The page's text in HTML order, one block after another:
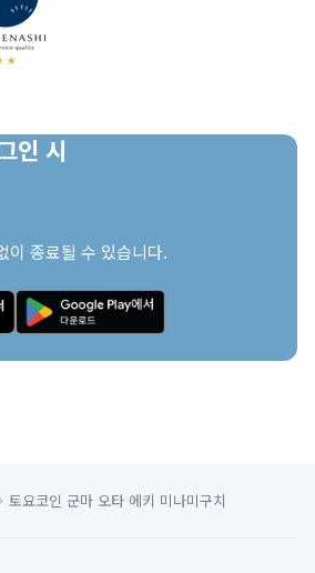
인 시
종료될 수 있습니다.
토요코인 군마 오타 에키 미나미구치